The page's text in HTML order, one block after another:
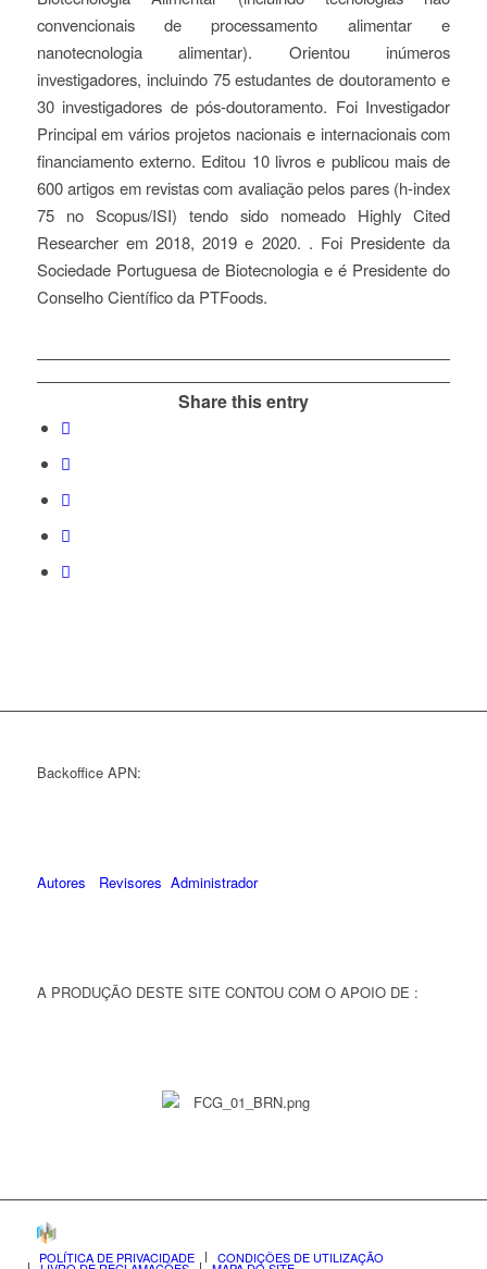
convencionais de processamento alimentar e
nanotecnologia alimentar). Orientou inúmeros
investigadores, incluindo 75 estudantes de doutoramento e
30 investigadores de pós-doutoramento. Foi Investigador
Principal em vários projetos nacionais e internacionais com
financiamento externo. Editou 10 livros e publicou mais de
600 artigos em revistas com avaliação pelos pares (h-index
75 no Scopus/ISI) tendo sido nomeado Highly Cited
Researcher em 2018, 2019 e 2020. . Foi Presidente da
Sociedade Portuguesa de Biotecnologia e é Presidente do
Conselho Científico da PTFoods.
Share this entry
Backoffice APN:
Autores Revisores Administrador
A PRODUÇÃO DESTE SITE CONTOU COM O APOIO DE :
POLÍTICA DE PRIVACIDADE CONDIÇÕES DE UTILIZAÇÃO